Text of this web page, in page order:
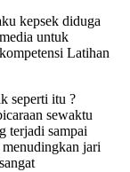
kepsek diduga
untuk
Latihan
seperti itu ?
sewaktu
terjadi sampai
jari